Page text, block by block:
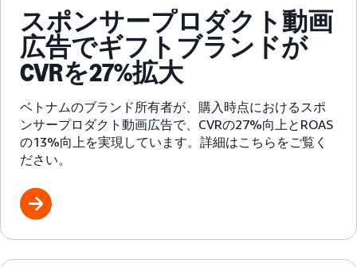
スポンサープロダクト動画
広告でギフトブランドが
CVRを27%拡大
ベトナムのブランド所有者が、購入時点におけるスポ
ンサープロダクト動画広告で、CVRの27%向上とROAS
の13%向上を実現しています。詳細はこちらをご覧く
ださい。